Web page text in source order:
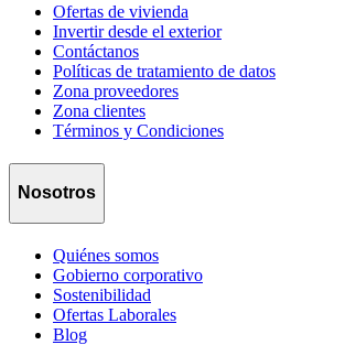
Ofertas de vivienda
Invertir desde el exterior
Contáctanos
Políticas de tratamiento de datos
Zona proveedores
Zona clientes
Términos y Condiciones
Nosotros
Quiénes somos
Gobierno corporativo
Sostenibilidad
Ofertas Laborales
Blog